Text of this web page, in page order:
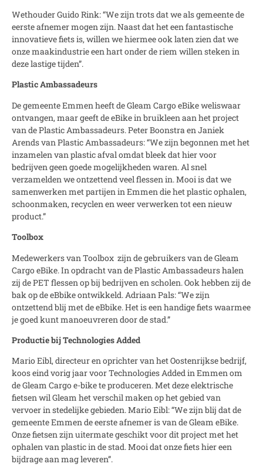
Wethouder Guido Rink: “We zijn trots dat we als gemeente de
eerste afnemer mogen zijn. Naast dat het een fantastische
innovatieve fiets is, willen we hiermee ook laten zien dat we
onze maakindustrie een hart onder de riem willen steken in
deze lastige tijden”.
Plastic Ambassadeurs
De gemeente Emmen heeft de Gleam Cargo eBike weliswaar
ontvangen, maar geeft de eBike in bruikleen aan het project
van de Plastic Ambassadeurs. Peter Boonstra en Janiek
Arends van Plastic Ambassadeurs: “We zijn begonnen met het
inzamelen van plastic afval omdat bleek dat hier voor
bedrijven geen goede mogelijkheden waren. Al snel
verzamelden we ontzettend veel flessen in. Mooi is dat we
samenwerken met partijen in Emmen die het plastic ophalen,
schoonmaken, recyclen en weer verwerken tot een nieuw
product.”
Toolbox
Medewerkers van Toolbox zijn de gebruikers van de Gleam
Cargo eBike. In opdracht van de Plastic Ambassadeurs halen
zij de PET flessen op bij bedrijven en scholen. Ook hebben zij de
bak op de eBbike ontwikkeld. Adriaan Pals: “We zijn
ontzettend blij met de eBbike. Het is een handige fiets waarmee
je goed kunt manoeuvreren door de stad.”
Productie bij Technologies Added
Mario Eibl, directeur en oprichter van het Oostenrijkse bedrijf,
koos eind vorig jaar voor Technologies Added in Emmen om
de Gleam Cargo e-bike te produceren. Met deze elektrische
fietsen wil Gleam het verschil maken op het gebied van
vervoer in stedelijke gebieden. Mario Eibl: “We zijn blij dat de
gemeente Emmen de eerste afnemer is van de Gleam eBike.
Onze fietsen zijn uitermate geschikt voor dit project met het
ophalen van plastic in de stad. Mooi dat onze fiets hier een
bijdrage aan mag leveren”.